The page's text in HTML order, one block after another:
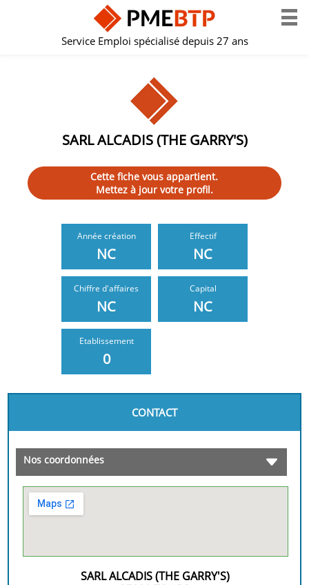
Service Emploi spécialisé depuis 27 ans
SARL ALCADIS (THE GARRY'S)
Cette fiche vous appartient.
Mettez à jour votre profil.
Année création
NC
Effectif
NC
Chiffre d'affaires
NC
Capital
NC
Etablissement
0
CONTACT
Nos coordonnées
SARL ALCADIS (THE GARRY'S)